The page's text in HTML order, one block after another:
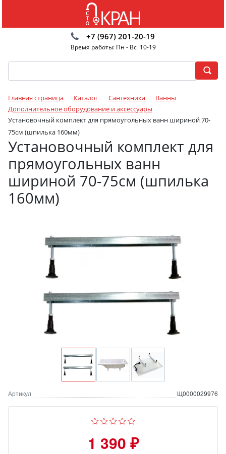
+7 (967) 201-20-19
Время работы: Пн - Вс 10-19
Главная страница Каталог Сантехника
Ванны
Дополнительное оборудование и аксессуары
Установочный комплект для прямоугольных ванн шириной 70-
75см (шпилька 160мм)
Установочный комплект для
прямоугольных ванн
шириной 70-75см (шпилька
160мм)
Артикул Щ0000029976
1 390 ₽